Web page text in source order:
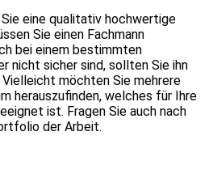
eine qualitativ hochwertige
Sie einen Fachmann
bei einem bestimmten
nicht sicher sind, sollten Sie ihn
möchten Sie mehrere
herauszufinden, welches für Ihre
ist. Fragen Sie auch nach
der Arbeit.